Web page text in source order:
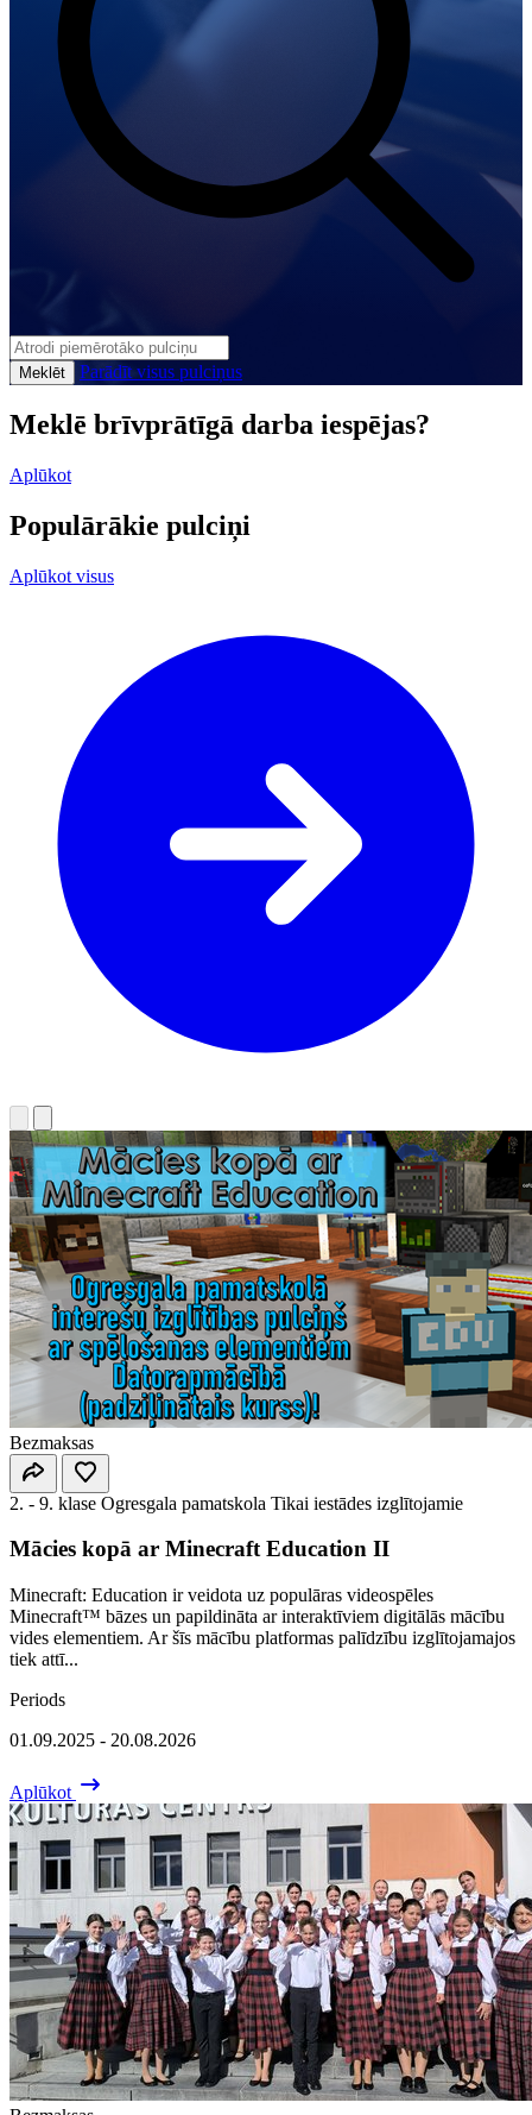
Meklēt Parādīt visus pulciņus
Meklē brīvprātīgā darba iespējas?
Aplūkot
Populārākie pulciņi
Aplūkot visus
Bezmaksas
2. - 9. klase Ogresgala pamatskola Tikai iestādes izglītojamie
Mācies kopā ar Minecraft Education II
Minecraft: Education ir veidota uz populāras videospēles
Minecraft™ bāzes un papildināta ar interaktīviem digitālās mācību
vides elementiem. Ar šīs mācību platformas palīdzību izglītojamajos
tiek attī...
Periods
01.09.2025 - 20.08.2026
Aplūkot